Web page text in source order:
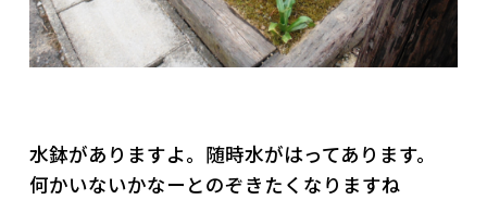
水鉢がありますよ。随時水がはってあります。
何かいないかなーとのぞきたくなりますね